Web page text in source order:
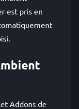
est pris en
Addons de